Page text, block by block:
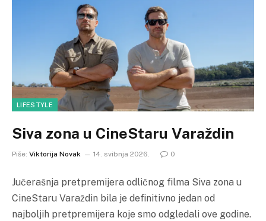
LIFESTYLE
Siva zona u CineStaru Varaždin
Piše: Viktorija Novak 14. svibnja 2026. 0
Jučerašnja pretpremijera odličnog filma Siva zona u
CineStaru Varaždin bila je definitivno jedan od
najboljih pretpremijera koje smo odgledali ove godine.